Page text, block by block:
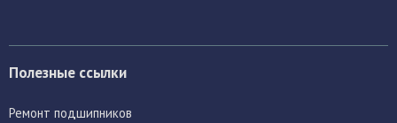
Полезные ссылки
Ремонт подшипников